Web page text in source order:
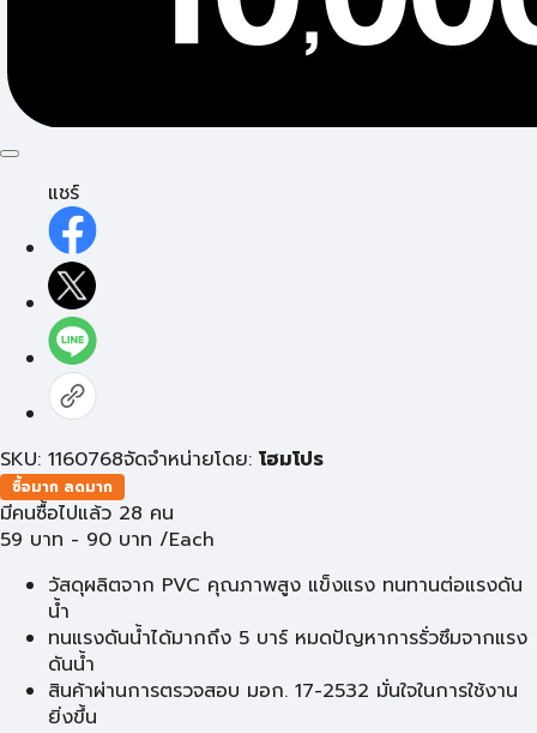
แชร์
SKU: 1160768จัดจำหน่ายโดย: โฮมโปร
ซื้อมาก ลดมาก
มีคนซื้อไปแล้ว 28 คน
59 บาท - 90 บาท /Each
วัสดุผลิตจาก PVC คุณภาพสูง แข็งแรง ทนทานต่อแรงดัน
น้ำ
ทนแรงดันน้ำได้มากถึง 5 บาร์ หมดปัญหาการรั่วซึมจากแรง
ดันน้ำ
สินค้าผ่านการตรวจสอบ มอก. 17-2532 มั่นใจในการใช้งาน
ยิ่งขึ้น